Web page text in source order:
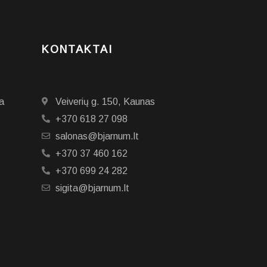
KONTAKTAI
Veiverių g. 150, Kaunas
+370 618 27 098
salonas@bjarnum.lt
+370 37 460 162
+370 699 24 282
sigita@bjarnum.lt